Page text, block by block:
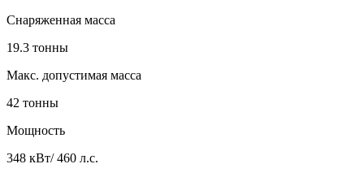
Снаряженная масса
19.3 тонны
Макс. допустимая масса
42 тонны
Мощность
348 кВт/ 460 л.с.